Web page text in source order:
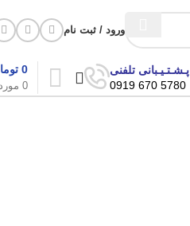
ورود / ثبت نام
پـشـتـیـبانی تلفنی
5780 670 0919
0
0